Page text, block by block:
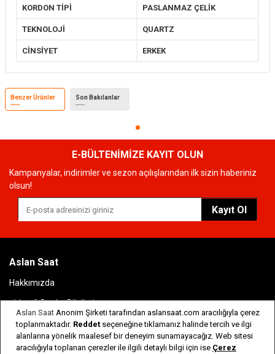
KORDON TİPİ PASLANMAZ ÇELİK
TEKNOLOJİ QUARTZ
CİNSİYET ERKEK
Benzer Ürünler Son Bakılanlar
E-BÜLTENİMİZE KAYIT OLUN
Kampanyalar, indirimler ve sezon açılışlarından ilk sizin haberiniz
olsun!
Kayıt Ol
Aslan Saat
Hakkımızda
Şirket & Banka Bilgileri
İnsan Kaynakları
Bayi Listesi
Aslan Saat Anonim Şirketi tarafından aslansaat.com aracılığıyla çerez
toplanmaktadır. Reddet seçeneğine tıklamanız halinde tercih ve ilgi
alanlarına yönelik maalesef bir deneyim sunamayacağız. Web sitesi
aracılığıyla toplanan çerezler ile ilgili detaylı bilgi için ise Çerez